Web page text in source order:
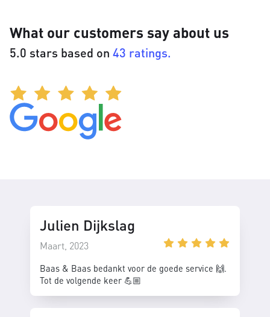
What our customers say about us
5.0 stars based on 43 ratings.
Julien Dijkslag
Maart, 2023
Baas & Baas bedankt voor de goede service 🙌.
Tot de volgende keer 💪🏼